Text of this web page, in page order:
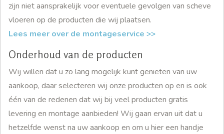
zijn niet aansprakelijk voor eventuele gevolgen van scheve
vloeren op de producten die wij plaatsen.
Lees meer over de montageservice >>
Onderhoud van de producten
Wij willen dat u zo lang mogelijk kunt genieten van uw
aankoop, daar selecteren wij onze producten op en is ook
één van de redenen dat wij bij veel producten gratis
levering en montage aanbieden! Wij gaan ervan uit dat u
hetzelfde wenst na uw aankoop en om u hier een handje